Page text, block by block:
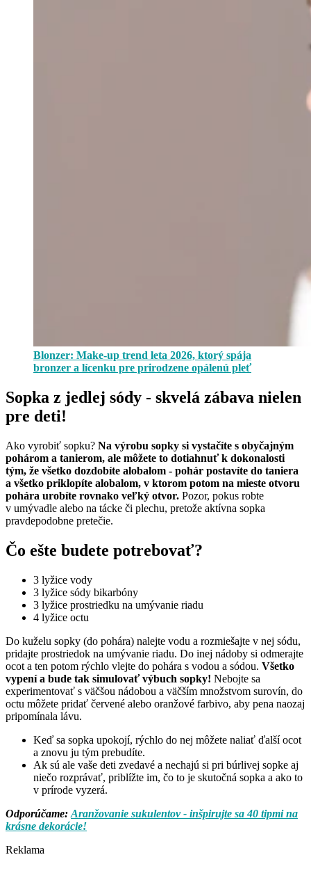
Blonzer: Make-up trend leta 2026, ktorý spája
bronzer a lícenku pre prirodzene opálenú pleť
Sopka z jedlej sódy - skvelá zábava nielen
pre deti!
Ako vyrobiť sopku? Na výrobu sopky si vystačíte s obyčajným
pohárom a tanierom, ale môžete to dotiahnuť k dokonalosti
tým, že všetko dozdobíte alobalom - pohár postavíte do taniera
a všetko priklopíte alobalom, v ktorom potom na mieste otvoru
pohára urobíte rovnako veľký otvor. Pozor, pokus robte
v umývadle alebo na tácke či plechu, pretože aktívna sopka
pravdepodobne pretečie.
Čo ešte budete potrebovať?
3 lyžice vody
3 lyžice sódy bikarbóny
3 lyžice prostriedku na umývanie riadu
4 lyžice octu
Do kuželu sopky (do pohára) nalejte vodu a rozmiešajte v nej sódu,
pridajte prostriedok na umývanie riadu. Do inej nádoby si odmerajte
ocot a ten potom rýchlo vlejte do pohára s vodou a sódou. Všetko
vypení a bude tak simulovať výbuch sopky! Nebojte sa
experimentovať s väčšou nádobou a väčším množstvom surovín, do
octu môžete pridať červené alebo oranžové farbivo, aby pena naozaj
pripomínala lávu.
Keď sa sopka upokojí, rýchlo do nej môžete naliať ďalší ocot
a znovu ju tým prebudíte.
Ak sú ale vaše deti zvedavé a nechajú si pri búrlivej sopke aj
niečo rozprávať, priblížte im, čo to je skutočná sopka a ako to
v prírode vyzerá.
Odporúčame: Aranžovanie sukulentov - inšpirujte sa 40 tipmi na
krásne dekorácie!
Reklama